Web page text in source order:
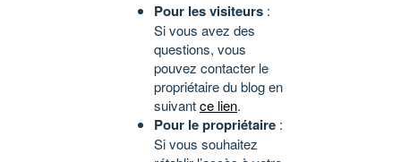
Pour les visiteurs :
Si vous avez des
questions, vous
pouvez contacter le
propriétaire du blog en
suivantce lien.
Pour le propriétaire :
Si vous souhaitez